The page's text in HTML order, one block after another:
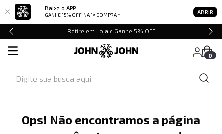
Baixe o APP
GANHE 15% OFF NA 1ª COMPRA * ABRIR
Retire em Loja e Ganhe 5% OFF
0
Ops! Não encontramos a página